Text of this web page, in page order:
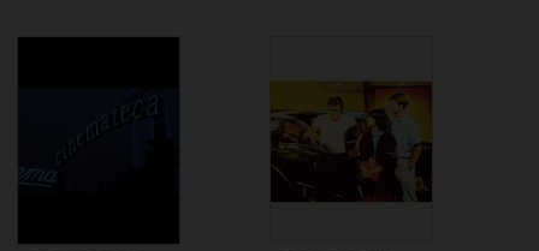
MAIS INFO MAIS INFO
COMPRAR